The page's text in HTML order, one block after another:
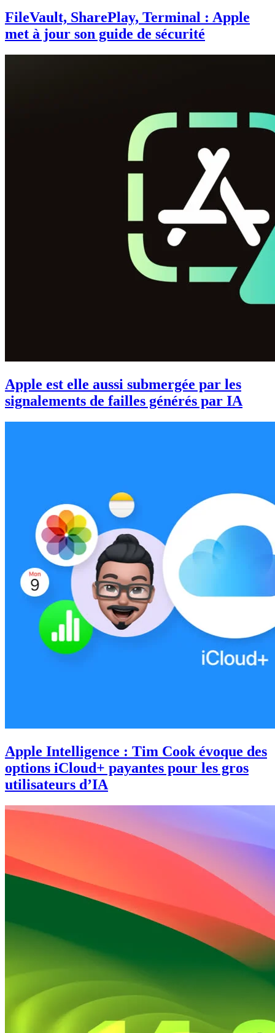
FileVault, SharePlay, Terminal : Apple
met à jour son guide de sécurité
Apple est elle aussi submergée par les
signalements de failles générés par IA
Apple Intelligence : Tim Cook évoque des
options iCloud+ payantes pour les gros
utilisateurs d’IA